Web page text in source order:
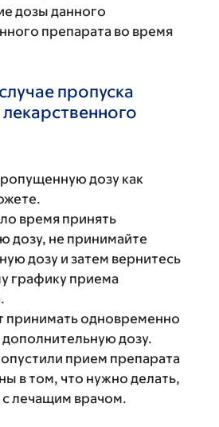
дозы данного
препарата во время
пропуска
дозу как
время принять
дозу, не принимайте
дозу и затем вернитесь
графику приема
принимать одновременно
дополнительную дозу.
прием препарата
в том, что нужно делать,
с лечащим врачом.